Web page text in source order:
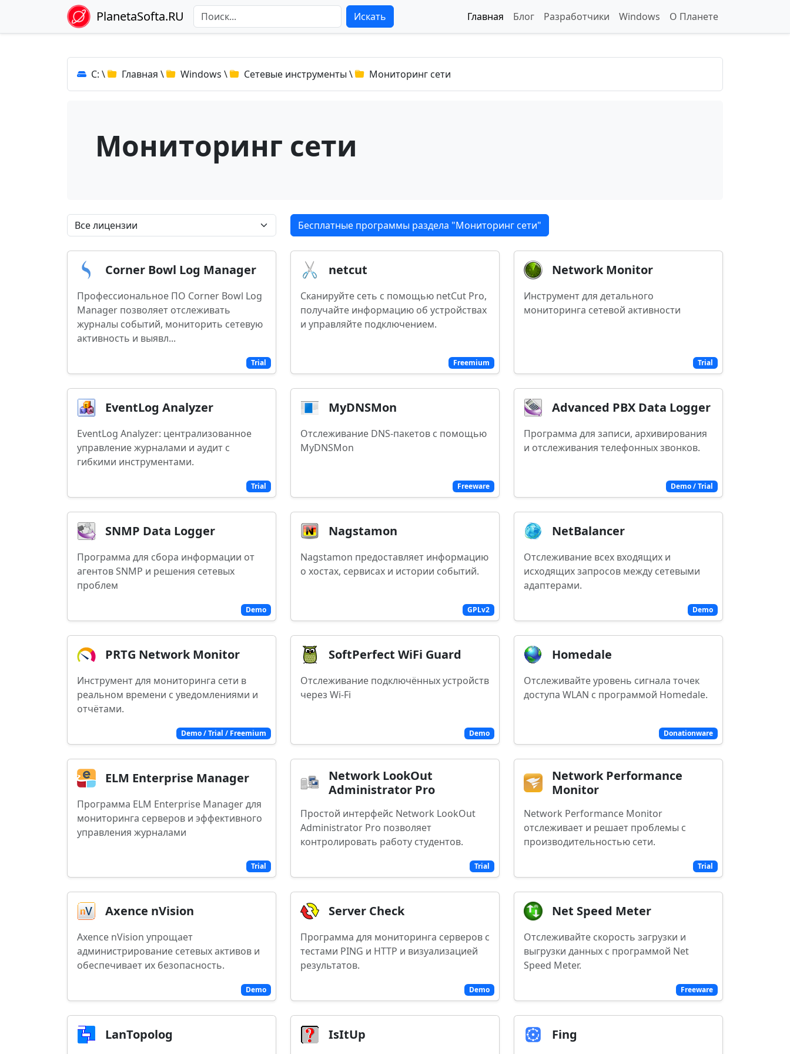
PlanetaSofta.RU Искать Главная Блог Разработчики Windows О Планете
C: \ Главная \ Windows \ Сетевые инструменты \ Мониторинг сети
Мониторинг сети
Бесплатные программы раздела "Мониторинг сети"
Trial
Corner Bowl Log Manager
Профессиональное ПО Corner Bowl Log
Manager позволяет отслеживать
журналы событий, мониторить сетевую
активность и выявл...
Freemium
netcut
Сканируйте сеть с помощью netCut Pro,
получайте информацию об устройствах
и управляйте подключением.
Trial
Network Monitor
Инструмент для детального
мониторинга сетевой активности
Trial
EventLog Analyzer
EventLog Analyzer: централизованное
управление журналами и аудит с
гибкими инструментами.
Freeware
MyDNSMon
Отслеживание DNS-пакетов с помощью
MyDNSMon
Demo / Trial
Advanced PBX Data Logger
Программа для записи, архивирования
и отслеживания телефонных звонков.
Demo
SNMP Data Logger
Программа для сбора информации от
агентов SNMP и решения сетевых
проблем
GPLv2
Nagstamon
Nagstamon предоставляет информацию
о хостах, сервисах и истории событий.
Demo
NetBalancer
Отслеживание всех входящих и
исходящих запросов между сетевыми
адаптерами.
Demo / Trial / Freemium
PRTG Network Monitor
Инструмент для мониторинга сети в
реальном времени с уведомлениями и
отчётами.
Demo
SoftPerfect WiFi Guard
Отслеживание подключённых устройств
через Wi-Fi
Donationware
Homedale
Отслеживайте уровень сигнала точек
доступа WLAN с программой Homedale.
Trial
ELM Enterprise Manager
Программа ELM Enterprise Manager для
мониторинга серверов и эффективного
управления журналами
Trial
Network LookOut
Administrator Pro
Простой интерфейс Network LookOut
Administrator Pro позволяет
контролировать работу студентов.
Trial
Network Performance
Monitor
Network Performance Monitor
отслеживает и решает проблемы с
производительностью сети.
Demo
Axence nVision
Axence nVision упрощает
администрирование сетевых активов и
обеспечивает их безопасность.
Demo
Server Check
Программа для мониторинга серверов с
тестами PING и HTTP и визуализацией
результатов.
Freeware
Net Speed Meter
Отслеживайте скорость загрузки и
выгрузки данных с программой Net
Speed Meter.
LanTopolog IsItUp Fing